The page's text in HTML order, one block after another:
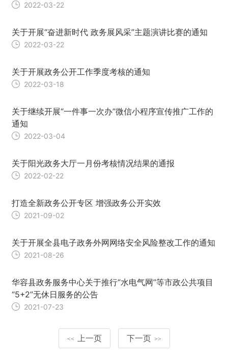
2022-03-22
关于开展“奋进新时代 政务展风采”主题演讲比赛的通知
2022-03-22
关于开展政务公开工作季度考核的通知
2022-03-18
关于继续开展“一件事一次办”微信小程序宣传推广工作的
通知
2022-03-04
关于阳光政务大厅一月份考核情况结果的通报
2022-02-22
打造全新政务公开专区 增强政务公开实效
2021-09-02
关于开展全县电子政务外网网络安全风险整改工作的通知
2021-08-26
华容县政务服务中心关于推行“水电气网”等市政公共项目
“5+2”无休日服务的公告
2021-07-23
<< 上一页 下一页 >>